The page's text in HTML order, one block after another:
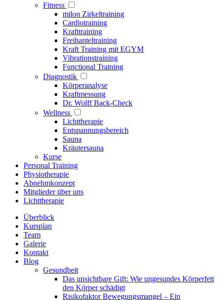
Fitness
milon Zirkeltraining
Cardiotraining
Krafttraining
Freihanteltraining
Kraft Training mit EGYM
Vibrationstraining
Functional Training
Diagnostik
Körperanalyse
Kraftmessung
Dr. Wolff Back-Check
Wellness
Lichttherapie
Entspannungsbereich
Sauna
Kräutersauna
Kurse
Personal Training
Physiotherapie
Abnehmkonzept
Mitglieder über uns
Lichttherapie
Überblick
Kursplan
Team
Galerie
Kontakt
Blog
Gesundheit
Das unsichtbare Gift: Wie ungesundes Körperfett
den Körper schädigt
Risikofaktor Bewegungsmangel – Ein